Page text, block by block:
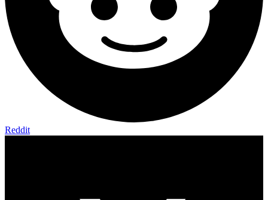
Reddit